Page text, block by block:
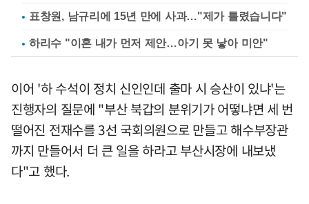
표창원, 남규리에 15년 만에 사과…"제가 틀렸습니다"
하리수 "이혼 내가 먼저 제안…아기 못 낳아 미안"
이어 '하 수석이 정치 신인인데 출마 시 승산이 있냐'는
진행자의 질문에 "부산 북갑의 분위기가 어떻냐면 세 번
떨어진 전재수를 3선 국회의원으로 만들고 해수부장관
까지 만들어서 더 큰 일을 하라고 부산시장에 내보냈
다"고 했다.